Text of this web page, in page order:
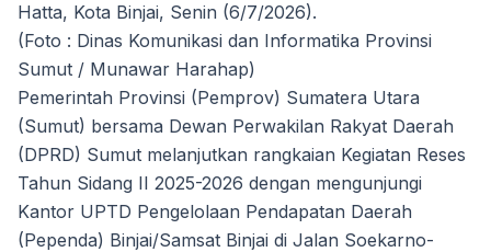
Hatta, Kota Binjai, Senin (6/7/2026).
(Foto : Dinas Komunikasi dan Informatika Provinsi
Sumut / Munawar Harahap)
Pemerintah Provinsi (Pemprov) Sumatera Utara
(Sumut) bersama Dewan Perwakilan Rakyat Daerah
(DPRD) Sumut melanjutkan rangkaian Kegiatan Reses
Tahun Sidang II 2025-2026 dengan mengunjungi
Kantor UPTD Pengelolaan Pendapatan Daerah
(Pependa) Binjai/Samsat Binjai di Jalan Soekarno-